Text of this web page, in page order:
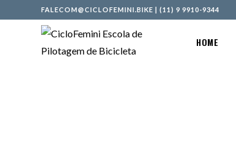
FALECOM@CICLOFEMINI.BIKE |(11) 9 9910-9344
HOME